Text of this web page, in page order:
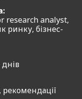
research analyst,
ринку, бізнес-